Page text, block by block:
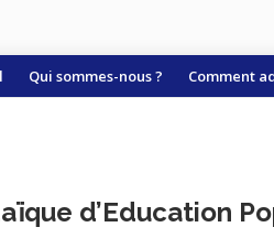
Qui sommes-nous ? Comment
d’Education